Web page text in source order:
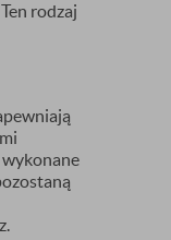
rodzaj
wykonane